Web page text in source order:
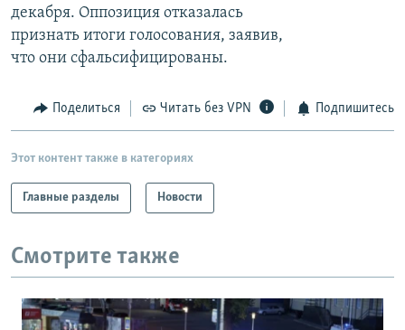
ПОДПИШИТЕСЬ НА РАССЫЛКУ
СОЦИАЛЬНЫЕ СЕТИ
Все сайты РСЕ/РС
декабря. Оппозиция отказалась
признать итоги голосования, заявив,
что они сфальсифицированы.
Поделиться Читать без VPN Подпишитесь
Этот контент также в категориях
Главные разделы Новости
Смотрите также